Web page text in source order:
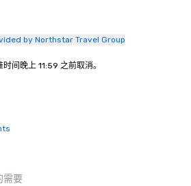
by Northstar Travel Group
间晚上 11:59 之前取消。
需要